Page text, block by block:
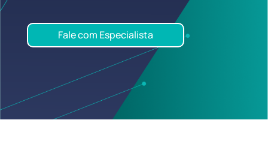
Fale com Especialista